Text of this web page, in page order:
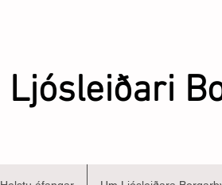
Ljósleiðari